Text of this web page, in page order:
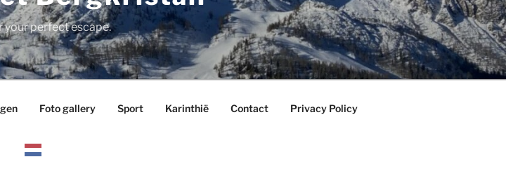
your perfect escape.
Foto gallery Sport Karinthië Contact Privacy Policy